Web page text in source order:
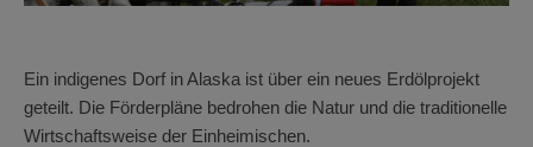
Ein indigenes Dorf in Alaska ist über ein neues Erdölprojekt
geteilt. Die Förderpläne bedrohen die Natur und die traditionelle
Wirtschaftsweise der Einheimischen.